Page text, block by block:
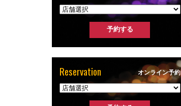
Reservation オンライン予約